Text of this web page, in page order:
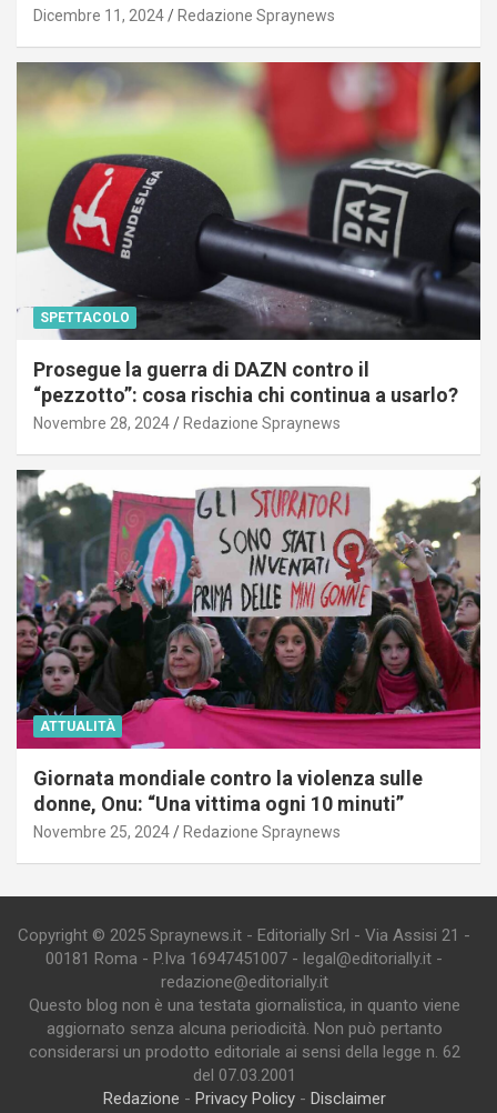
Dicembre 11, 2024 Redazione Spraynews
SPETTACOLO
Prosegue la guerra di DAZN contro il
“pezzotto”: cosa rischia chi continua a usarlo?
Novembre 28, 2024 Redazione Spraynews
ATTUALITÀ
Giornata mondiale contro la violenza sulle
donne, Onu: “Una vittima ogni 10 minuti”
Novembre 25, 2024 Redazione Spraynews
Copyright © 2025 Spraynews.it - Editorially Srl - Via Assisi 21 -
00181 Roma - P.Iva 16947451007 - legal@editorially.it -
redazione@editorially.it
Questo blog non è una testata giornalistica, in quanto viene
aggiornato senza alcuna periodicità. Non può pertanto
considerarsi un prodotto editoriale ai sensi della legge n. 62
del 07.03.2001
Redazione - Privacy Policy- Disclaimer